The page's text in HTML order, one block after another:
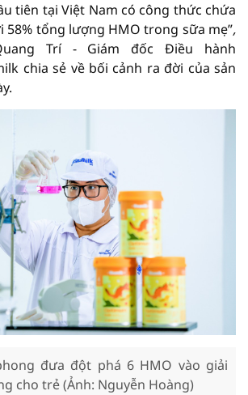
tiên tại Việt Nam có công thức chứa
58% tổng lượng HMO trong sữa mẹ”,
Trí - Giám đốc Điều hành
chia sẻ về bối cảnh ra đời của sản
đưa đột phá 6 HMO vào giải
cho trẻ (Ảnh: Nguyễn Hoàng)